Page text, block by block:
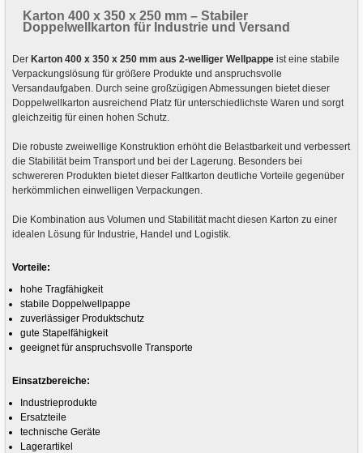
Karton 400 x 350 x 250 mm – Stabiler
Doppelwellkarton für Industrie und Versand
DerKarton 400 x 350 x 250 mm aus 2-welliger Wellpappe ist eine stabile
Verpackungslösung für größere Produkte und anspruchsvolle
Versandaufgaben. Durch seine großzügigen Abmessungen bietet dieser
Doppelwellkarton ausreichend Platz für unterschiedlichste Waren und sorgt
gleichzeitig für einen hohen Schutz.
Die robuste zweiwellige Konstruktion erhöht die Belastbarkeit und verbessert
die Stabilität beim Transport und bei der Lagerung. Besonders bei
schwereren Produkten bietet dieser Faltkarton deutliche Vorteile gegenüber
herkömmlichen einwelligen Verpackungen.
Die Kombination aus Volumen und Stabilität macht diesen Karton zu einer
idealen Lösung für Industrie, Handel und Logistik.
Vorteile:
hohe Tragfähigkeit
stabile Doppelwellpappe
zuverlässiger Produktschutz
gute Stapelfähigkeit
geeignet für anspruchsvolle Transporte
Einsatzbereiche:
Industrieprodukte
Ersatzteile
technische Geräte
Lagerartikel